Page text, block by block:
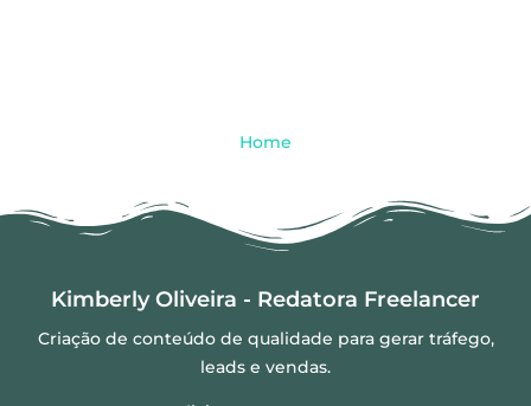
Home
Kimberly Oliveira - Redatora Freelancer
Criação de conteúdo de qualidade para gerar tráfego,
leads e vendas.